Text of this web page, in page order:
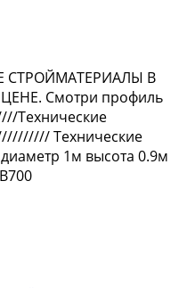
СТРОЙМАТЕРИАЛЫ В
Смотри профиль
Технические
Технические
1м высота 0.9м